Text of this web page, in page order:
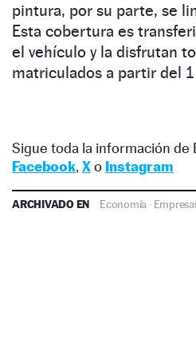
pintura, por su parte, se
Esta cobertura es
el vehículo y la disfrutan
matriculados a partir del
Sigue toda la información de
Facebook, Xo Instagram
ARCHIVADO EN Economía ·